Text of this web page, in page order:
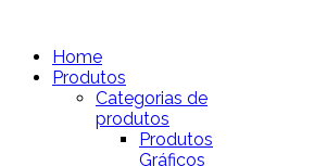
Home
Produtos
Categorias de
produtos
Produtos
Gráficos